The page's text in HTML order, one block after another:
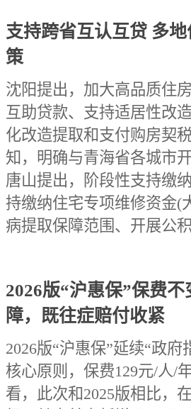
支持跨省互认互贷 多
策
沈阳提出，加大高品质住
互助贷款、支持适居性改
化改造提取和支付购房契
知，明确与青海省各城市
唐山提出，阶段性支持缴
持缴纳住宅专项维修资金(
病提取保障范围、开展公
2026版“沪惠保”保费
障，既往症赔付收紧
2026版“沪惠保”延续“政
核心原则，保费129元/人/
看，此次和2025版相比，